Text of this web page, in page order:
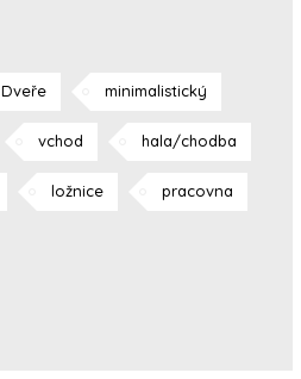
Dveře minimalistický
vchod hala/chodba
ložnice pracovna